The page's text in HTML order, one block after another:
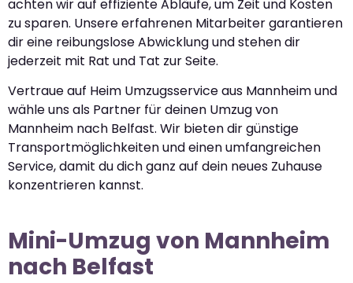
achten wir auf effiziente Abläufe, um Zeit und Kosten
zu sparen. Unsere erfahrenen Mitarbeiter garantieren
dir eine reibungslose Abwicklung und stehen dir
jederzeit mit Rat und Tat zur Seite.
Vertraue auf Heim Umzugsservice aus Mannheim und
wähle uns als Partner für deinen Umzug von
Mannheim nach Belfast. Wir bieten dir günstige
Transportmöglichkeiten und einen umfangreichen
Service, damit du dich ganz auf dein neues Zuhause
konzentrieren kannst.
Mini-Umzug von Mannheim
nach Belfast